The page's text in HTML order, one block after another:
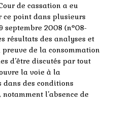
de cassation a eu
ce point dans plusieurs
septembre 2008 (n°08-
résultats des analyses et
de la consommation
d’être discutés par tout
la voie à la
dans des conditions
l’absence de